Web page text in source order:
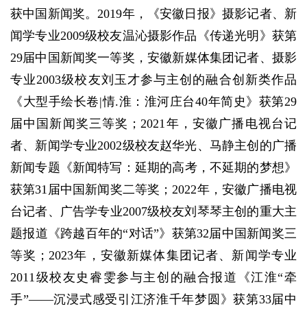
获中国新闻奖。2019年，《安徽日报》摄影记者、新
闻学专业2009级校友温沁摄影作品《传递光明》获第
29届中国新闻奖一等奖，安徽新媒体集团记者、摄影
专业2003级校友刘玉才参与主创的融合创新类作品
《大型手绘长卷|情.淮：淮河庄台40年简史》获第29
届中国新闻奖三等奖；2021年，安徽广播电视台记
者、新闻学专业2002级校友赵华光、马静主创的广播
新闻专题《新闻特写：延期的高考，不延期的梦想》
获第31届中国新闻奖二等奖；2022年，安徽广播电视
台记者、广告学专业2007级校友刘琴琴主创的重大主
题报道《跨越百年的“对话”》获第32届中国新闻奖三
等奖；2023年，安徽新媒体集团记者、新闻学专业
2011级校友史睿雯参与主创的融合报道《江淮“牵
手”——沉浸式感受引江济淮千年梦圆》获第33届中